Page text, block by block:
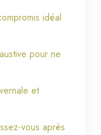
idéal
pour ne
et
vous après